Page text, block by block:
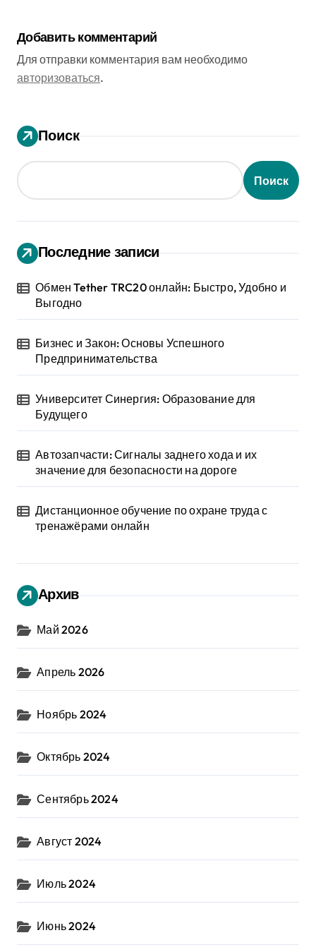
Добавить комментарий
Для отправки комментария вам необходимо
авторизоваться.
Поиск
Поиск
Последние записи
Обмен Tether TRC20 онлайн: Быстро, Удобно и
Выгодно
Бизнес и Закон: Основы Успешного
Предпринимательства
Университет Синергия: Образование для
Будущего
Автозапчасти: Сигналы заднего хода и их
значение для безопасности на дороге
Дистанционное обучение по охране труда с
тренажёрами онлайн
Архив
Май 2026
Апрель 2026
Ноябрь 2024
Октябрь 2024
Сентябрь 2024
Август 2024
Июль 2024
Июнь 2024